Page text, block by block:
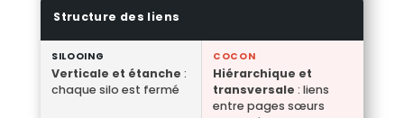
Structure des liens
SILOOING
Verticale et étanche :
chaque silo est fermé
COCON
Hiérarchique et
transversale : liens
entre pages sœurs